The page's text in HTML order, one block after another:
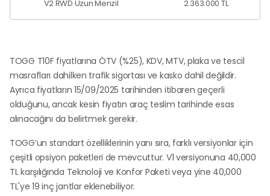
V2 RWD Uzun Menzil 2.363.000 TL
TOGG T10F fiyatlarına ÖTV (%25), KDV, MTV, plaka ve tescil
masrafları dahilken trafik sigortası ve kasko dahil değildir.
Ayrıca fiyatların 15/09/2025 tarihinden itibaren geçerli
olduğunu, ancak kesin fiyatın araç teslim tarihinde esas
alınacağını da belirtmek gerekir.
TOGG’un standart özelliklerinin yanı sıra, farklı versiyonlar için
çeşitli opsiyon paketleri de mevcuttur. V1 versiyonuna 40,000
TL karşılığında Teknoloji ve Konfor Paketi veya yine 40,000
TL'ye 19 inç jantlar eklenebiliyor.